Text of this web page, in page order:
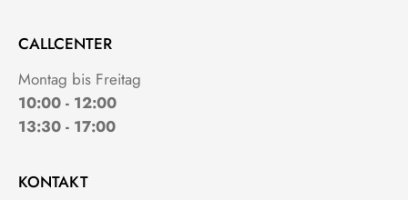
CALLCENTER
Montag bis Freitag
10:00 - 12:00
13:30 - 17:00
KONTAKT